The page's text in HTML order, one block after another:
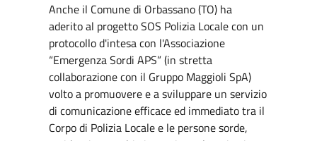
Anche il Comune di Orbassano (TO) ha
aderito al progetto SOS Polizia Locale con un
protocollo d'intesa con l'Associazione
“Emergenza Sordi APS” (in stretta
collaborazione con il Gruppo Maggioli SpA)
volto a promuovere e a sviluppare un servizio
di comunicazione efficace ed immediato tra il
Corpo di Polizia Locale e le persone sorde,